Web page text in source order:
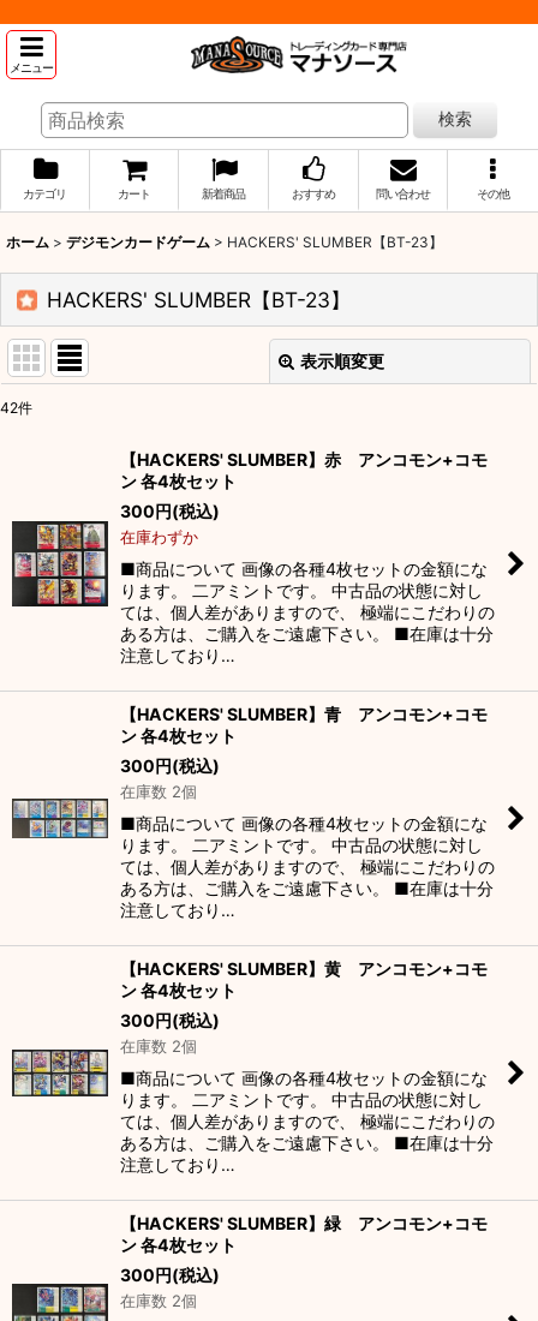
メニュー
検索
カテゴリ カート 新着商品 おすすめ 問い合わせ その他
ホーム > デジモンカードゲーム > HACKERS' SLUMBER【BT-23】
HACKERS' SLUMBER【BT-23】
表示順変更
絞り込む
42件
【HACKERS' SLUMBER】赤 アンコモン+コモ
ン 各4枚セット
300円(税込)
在庫わずか
■商品について 画像の各種4枚セットの金額にな
ります。 二アミントです。 中古品の状態に対し
ては、個人差がありますので、 極端にこだわりの
ある方は、ご購入をご遠慮下さい。 ■在庫は十分
注意しており…
【HACKERS' SLUMBER】青 アンコモン+コモ
ン 各4枚セット
300円(税込)
在庫数 2個
■商品について 画像の各種4枚セットの金額にな
ります。 二アミントです。 中古品の状態に対し
ては、個人差がありますので、 極端にこだわりの
ある方は、ご購入をご遠慮下さい。 ■在庫は十分
注意しており…
【HACKERS' SLUMBER】黄 アンコモン+コモ
ン 各4枚セット
300円(税込)
在庫数 2個
■商品について 画像の各種4枚セットの金額にな
ります。 二アミントです。 中古品の状態に対し
ては、個人差がありますので、 極端にこだわりの
ある方は、ご購入をご遠慮下さい。 ■在庫は十分
注意しており…
【HACKERS' SLUMBER】緑 アンコモン+コモ
ン 各4枚セット
300円(税込)
在庫数 2個